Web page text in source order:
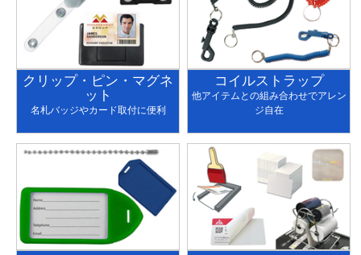
クリップ・ピン・マグネ
ット
名札バッジやカード取付に便利
コイルストラップ
他アイテムとの組み合わせでアレン
ジ自在